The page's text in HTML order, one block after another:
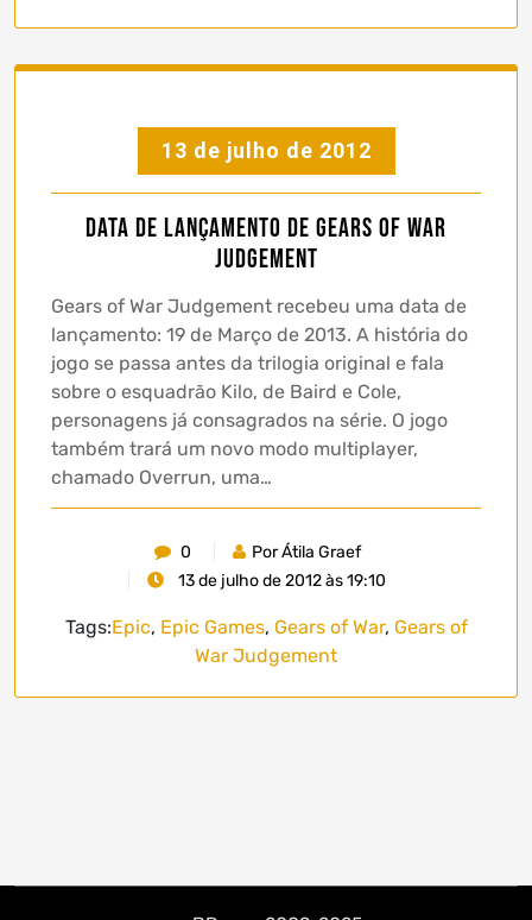
13 de julho de 2012
Data de lançamento de Gears of War
Judgement
Gears of War Judgement recebeu uma data de
lançamento: 19 de Março de 2013. A história do
jogo se passa antes da trilogia original e fala
sobre o esquadrão Kilo, de Baird e Cole,
personagens já consagrados na série. O jogo
também trará um novo modo multiplayer,
chamado Overrun, uma…
0
Por Átila Graef
13 de julho de 2012 às 19:10
Tags:Epic, Epic Games, Gears of War, Gears of
War Judgement